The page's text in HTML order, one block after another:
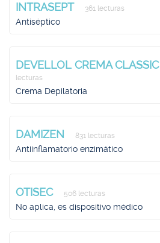
INTRASEPT 361 lecturas
Antiséptico
DEVELLOL CREMA CLASSIC
lecturas
Crema Depilatoria
DAMIZEN 831 lecturas
Antiinflamatorio enzimático
OTISEC 506 lecturas
No aplica, es dispositivo médico